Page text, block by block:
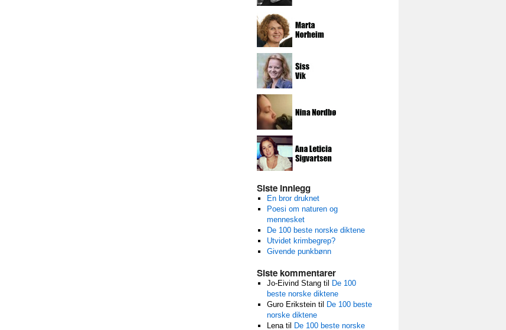
Siste innlegg
En bror druknet
Poesi om naturen og
mennesket
De 100 beste norske diktene
Utvidet krimbegrep?
Givende punkbønn
Siste kommentarer
Jo-Eivind Stangtil
De 100
beste norske diktene
Guro Eriksteintil
De 100 beste
norske diktene
Lenatil
De 100 beste norske